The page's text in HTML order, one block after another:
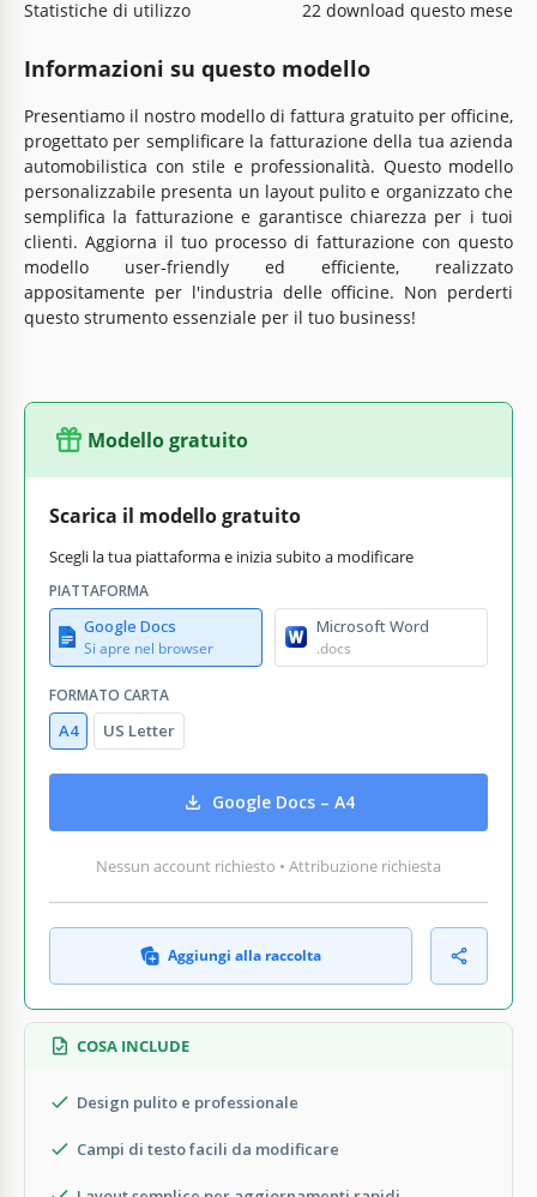
Statistiche di utilizzo
22 download questo mese
Informazioni su questo modello
Presentiamo il nostro modello di fattura gratuito per officine,
progettato per semplificare la fatturazione della tua azienda
automobilistica con stile e professionalità. Questo modello
personalizzabile presenta un layout pulito e organizzato che
semplifica la fatturazione e garantisce chiarezza per i tuoi
clienti. Aggiorna il tuo processo di fatturazione con questo
modello user-friendly ed efficiente, realizzato
appositamente per l'industria delle officine. Non perderti
questo strumento essenziale per il tuo business!
Modello gratuito
Scarica il modello gratuito
Scegli la tua piattaforma e inizia subito a modificare
PIATTAFORMA
Google Docs
Si apre nel browser
Microsoft Word
.docs
FORMATO CARTA
A4 US Letter
Google Docs – A4
Nessun account richiesto • Attribuzione richiesta
Aggiungi alla raccolta
COSA INCLUDE
Design pulito e professionale
Campi di testo facili da modificare